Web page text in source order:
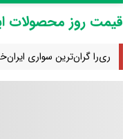
قیمت روز محصولات
ری‌را گران‌ترین سواری ایران‌خودرو در